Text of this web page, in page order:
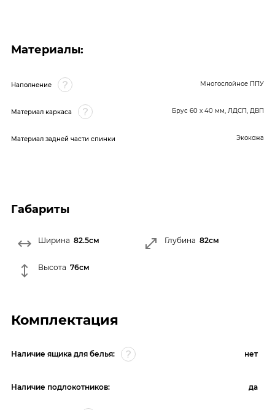
Материалы:
Наполнение Многослойное ППУ
Материал каркаса Брус 60 x 40 мм, ЛДСП, ДВП
Материал задней части спинки Экокожа
Габариты
Ширина 82.5см Глубина 82см
Высота 76см
Комплектация
Наличие ящика для белья: нет
Наличие подлокотников: да